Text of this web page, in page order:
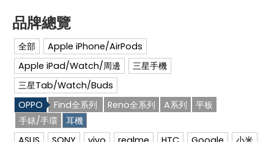
全部
Apple iPhone/AirPods
Apple iPad/Watch/周邊
三星手機
三星Tab/Watch/Buds
OPPO
Find全系列 Reno全系列 A系列
平板
手錶/手環
耳機